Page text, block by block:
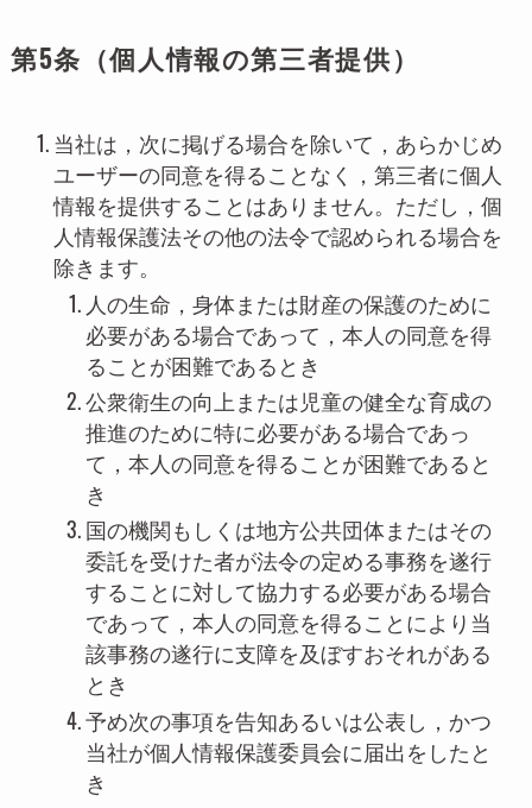
第5条（個人情報の第三者提供）
当社は，次に掲げる場合を除いて，あらかじめ
ユーザーの同意を得ることなく，第三者に個人
情報を提供することはありません。ただし，個
人情報保護法その他の法令で認められる場合を
除きます。
人の生命，身体または財産の保護のために
必要がある場合であって，本人の同意を得
ることが困難であるとき
公衆衛生の向上または児童の健全な育成の
推進のために特に必要がある場合であっ
て，本人の同意を得ることが困難であると
き
国の機関もしくは地方公共団体またはその
委託を受けた者が法令の定める事務を遂行
することに対して協力する必要がある場合
であって，本人の同意を得ることにより当
該事務の遂行に支障を及ぼすおそれがある
とき
予め次の事項を告知あるいは公表し，かつ
当社が個人情報保護委員会に届出をしたと
き